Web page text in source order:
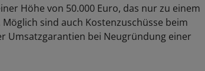
Höhe von 50.000 Euro, das nur zu einem
sind auch Kostenzuschüsse beim
Umsatzgarantien bei Neugründung einer